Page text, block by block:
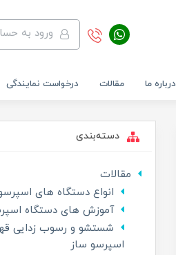
ورود به
درباره ما مقالات درخواست نمایندگی
دسته‌بندی
مقالات
انواع دستگاه های
آموزش های دستگاه
شستشو و رسوب زدایی
اسپرسو ساز